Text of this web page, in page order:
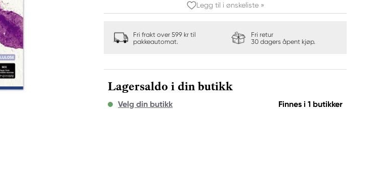
Legg til i ønskeliste »
Fri frakt over 599 kr til
pakkeautomat.
Fri retur
30 dagers åpent kjøp.
Lagersaldo i din butikk
Velg din butikk Finnes i 1 butikker